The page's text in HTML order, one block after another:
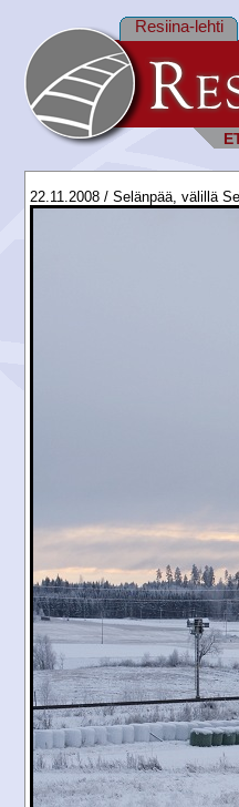
Resiina-lehti
22.11.2008 / Selänpää, välillä